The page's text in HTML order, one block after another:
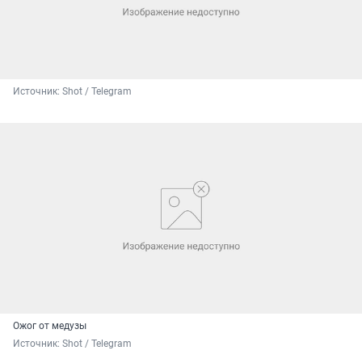
Источник: Shot / Telegram
Ожог от медузы
Источник: Shot / Telegram